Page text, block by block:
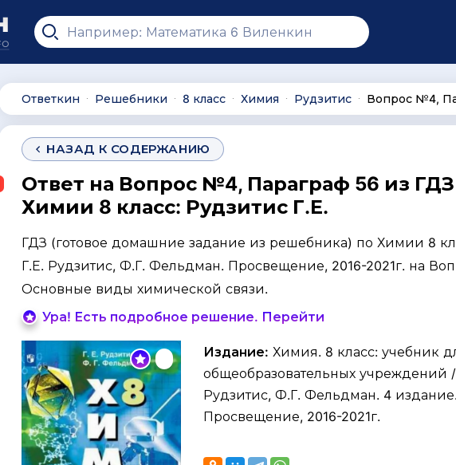
Ответкин ∙ Решебники ∙ 8 класс ∙ Химия ∙ Рудзитис ∙ Вопрос №4,
НАЗАД К СОДЕРЖАНИЮ
Ответ на Вопрос №4, Параграф 56 из
Химии 8 класс: Рудзитис Г.Е.
ГДЗ (готовое домашние задание из решебника) по Химии 8
Г.Е. Рудзитис, Ф.Г. Фельдман. Просвещение, 2016-2021г. на
Основные виды химической связи.
Ура! Есть подробное решение. Перейти
Издание: Химия. 8 класс: учебник
общеобразовательных учреждений /
Рудзитис, Ф.Г. Фельдман. 4 издание.
Просвещение, 2016-2021г.